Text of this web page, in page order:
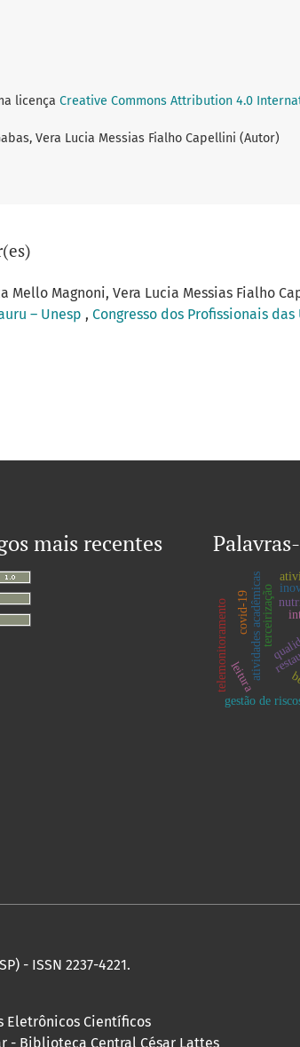
licença Creative Commons Attribution 4.0
Vera Lucia Messias Fialho Capellini (Autor)
Mello Magnoni, Vera Lucia Messias Fialho
– Unesp , Congresso dos Profissionais
mais recentes
terceirização
atividades acadêmicas
leitura
gestão de
telemonitoramento covid-19
- ISSN 2237-4221.
Científicos
- Biblioteca Central César Lattes